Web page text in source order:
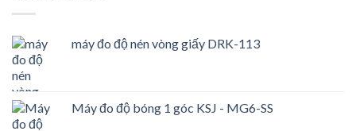
máy đo độ nén vòng giấy DRK-113
Máy đo độ bóng 1 góc KSJ - MG6-SS